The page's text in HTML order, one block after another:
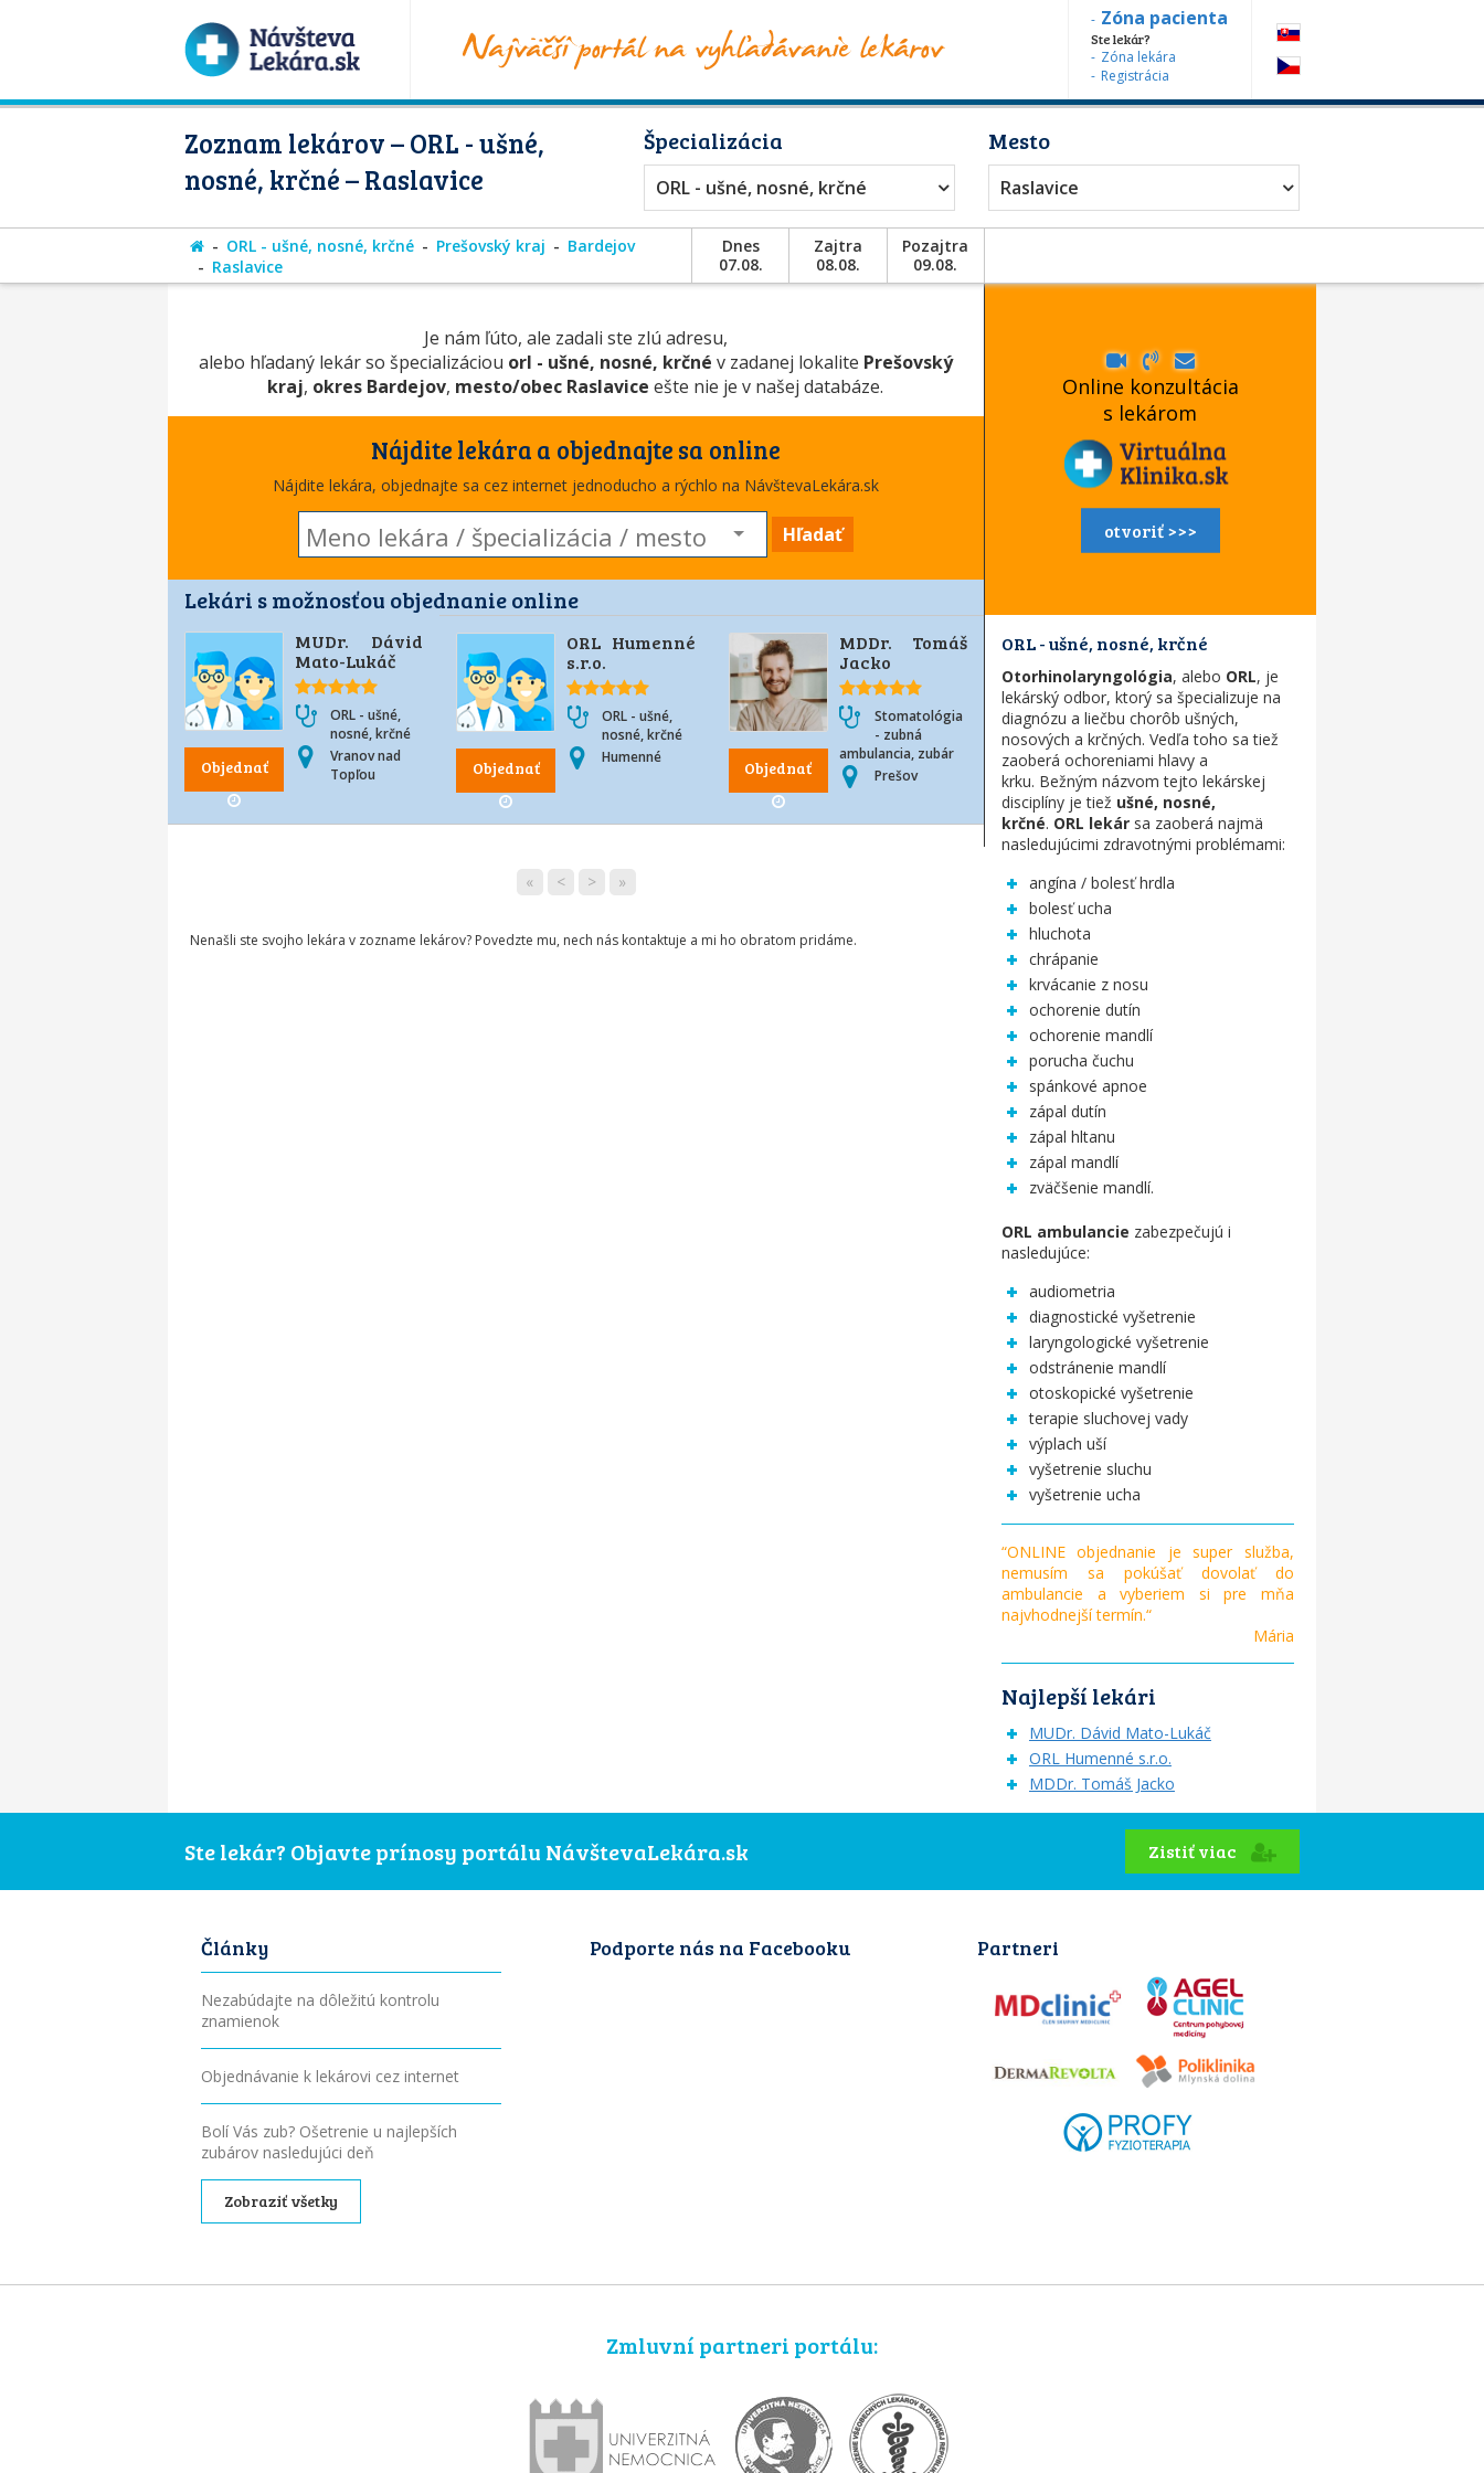
Zóna pacienta
Ste lekár?
Zóna lekára
Registrácia
Zoznam lekárov – ORL - ušné,
nosné, krčné – Raslavice
Špecializácia
ORL - ušné, nosné, krčné
Mesto
Raslavice
ORL - ušné, nosné, krčné Prešovský kraj
Bardejov
Raslavice
Dnes
07.08.
Zajtra
08.08.
Pozajtra
09.08.
Je nám ľúto, ale zadali ste zlú adresu,
alebo hľadaný lekár so špecializáciou orl - ušné, nosné, krčné v zadanej lokalite Prešovský
kraj, okres Bardejov, mesto/obec Raslavice ešte nie je v našej databáze.
Nájdite lekára a objednajte sa online
Nájdite lekára, objednajte sa cez internet jednoducho a rýchlo na NávštevaLekára.sk
Hľadať
Lekári s možnosťou objednanie online
Objednať
MUDr. Dávid
Mato-Lukáč
ORL - ušné,
nosné, krčné
Vranov nad
Topľou
Objednať
ORL Humenné
s.r.o.
ORL - ušné,
nosné, krčné
Humenné
Objednať
MDDr. Tomáš
Jacko
Stomatológia
- zubná
ambulancia, zubár
Prešov
« < > »
Nenašli ste svojho lekára v zozname lekárov? Povedzte mu, nech nás kontaktuje a mi ho obratom pridáme.
Online konzultácia
s lekárom
otvoriť >>>
ORL - ušné, nosné, krčné
Otorhinolaryngológia, alebo ORL, je
lekárský odbor, ktorý sa špecializuje na
diagnózu a liečbu chorôb ušných,
nosových a krčných. Vedľa toho sa tiež
zaoberá ochoreniami hlavy a
krku. Bežným názvom tejto lekárskej
disciplíny je tiež ušné, nosné,
krčné. ORL lekársa zaoberá najmä
nasledujúcimi zdravotnými problémami:
angína / bolesť hrdla
bolesť ucha
hluchota
chrápanie
krvácanie z nosu
ochorenie dutín
ochorenie mandlí
porucha čuchu
spánkové apnoe
zápal dutín
zápal hltanu
zápal mandlí
zväčšenie mandlí.
ORL ambulancie zabezpečujú i
nasledujúce:
audiometria
diagnostické vyšetrenie
laryngologické vyšetrenie
odstránenie mandlí
otoskopické vyšetrenie
terapie sluchovej vady
výplach uší
vyšetrenie sluchu
vyšetrenie ucha
“ONLINE objednanie je super služba,
nemusím sa pokúšať dovolať do
ambulancie a vyberiem si pre mňa
najvhodnejší termín.“
Mária
Najlepší lekári
MUDr. Dávid Mato-Lukáč
ORL Humenné s.r.o.
MDDr. Tomáš Jacko
Ste lekár? Objavte prínosy portálu NávštevaLekára.sk Zistiť viac
Články
Nezabúdajte na dôležitú kontrolu
znamienok
Objednávanie k lekárovi cez internet
Bolí Vás zub? Ošetrenie u najlepších
zubárov nasledujúci deň
Zobraziť všetky
Podporte nás na Facebooku Partneri
Zmluvní partneri portálu: